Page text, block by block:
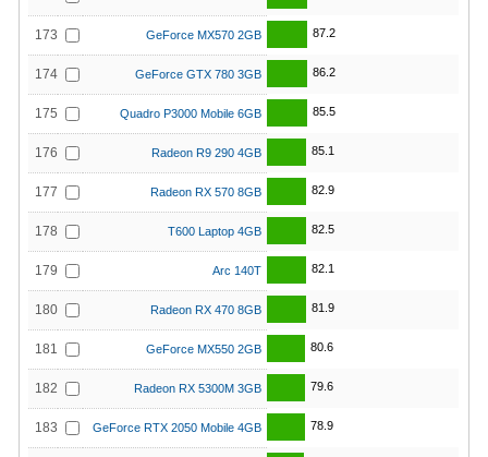
173 GeForce MX570 2GB 87.2
174 GeForce GTX 780 3GB 86.2
175 Quadro P3000 Mobile 6GB 85.5
176 Radeon R9 290 4GB 85.1
177 Radeon RX 570 8GB 82.9
178 T600 Laptop 4GB 82.5
179 Arc 140T 82.1
180 Radeon RX 470 8GB 81.9
181 GeForce MX550 2GB 80.6
182 Radeon RX 5300M 3GB 79.6
183 GeForce RTX 2050 Mobile 4GB 78.9